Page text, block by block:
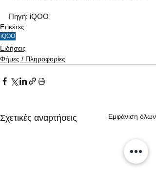
Πηγή: iQOO
Ετικέτες:
iQOO
Ειδήσεις
Φήμες / Πληροφορίες
Σχετικές αναρτήσεις Εμφάνιση όλων